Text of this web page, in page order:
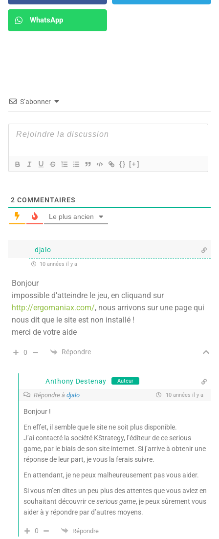
WhatsApp
S’abonner
{} [+]
2 COMMENTAIRES
Le plus ancien
djalo
10 années il y a
Bonjour
impossible d’atteindre le jeu, en cliquand sur
http://ergomaniax.com/, nous arrivons sur une page qui
nous dit que le site est non installé !
merci de votre aide
0 Répondre
Anthony Destenay Auteur
Répondre à djalo 10 années il y a
Bonjour !
En effet, il semble que le site ne soit plus disponible.
J’ai contacté la société KStrategy, l’éditeur de ce serious
game, par le biais de son site internet. Si j’arrive à obtenir une
réponse de leur part, je vous la ferais suivre.
En attendant, je ne peux malheureusement pas vous aider.
Si vous m’en dites un peu plus des attentes que vous aviez en
souhaitant découvrir ceserious game, je peux sûrement vous
aider à y répondre par d’autres moyens.
0 Répondre